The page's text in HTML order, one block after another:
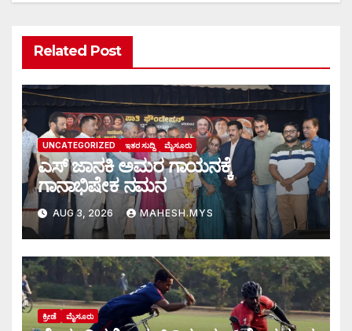
Related Post
UNCATEGORIZED ಇತರ ಸುದ್ದಿ ಮೈಸೂರು
ಎಸ್ ಜಾನಕಿ ಅಮರ ಗಾಯನಕ್ಕೆ
ಗಾನಾಭಿಷೇಕ ನಮನ
AUG 3, 2026 MAHESH.MYS
ಕ್ರೀಡೆ ಮೈಸೂರು